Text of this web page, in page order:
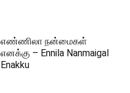
எண்ணிலா நன்மைகள்
எனக்கு – Ennila Nanmaigal
Enakku